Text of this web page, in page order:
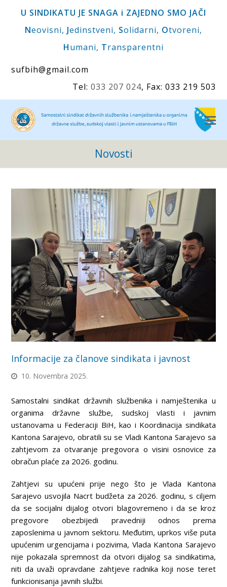
U SINDIKATU JE SNAGA i ZAJEDNO SMO JAČI
Neovisni, Jedinstveni, Solidarni, Otvoreni,
Humani, Transparentni
sufbih@gmail.com
Tel: 033 207 024, Fax: 033 219 503
Novosti
Informacije za članove sindikata i javnost
10. Novembra 2025.
Samostalni sindikat državnih službenika i namještenika u
organima državne službe, sudskoj vlasti i javnim
ustanovama u Federaciji BiH, kao i Koordinacija sindikata
Kantona Sarajevo, obratili su se Vladi Kantona Sarajevo sa
zahtjevom za otvaranje pregovora o visini osnovice za
obračun plaće za 2026. godinu.
Zahtjevi su upućeni prije nego što je Vlada Kantona
Sarajevo usvojila Nacrt budžeta za 2026. godinu, s ciljem
da se socijalni dijalog otvori blagovremeno i da se kroz
pregovore obezbijedi pravedniji odnos prema
zaposlenima u javnom sektoru. Međutim, uprkos više puta
upućenim urgencijama i pozivima, Vlada Kantona Sarajevo
nije pokazala spremnost da otvori dijalog sa sindikatima,
niti da uvaži opravdane zahtjeve radnika koji nose teret
funkcionisanja javnih službi.